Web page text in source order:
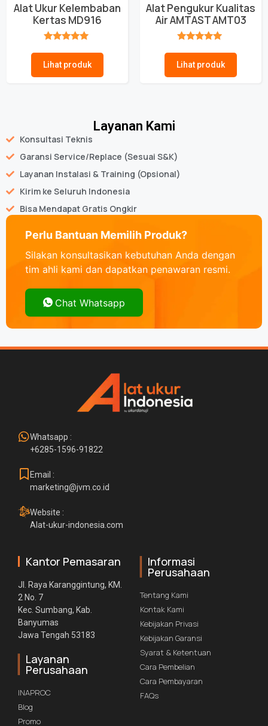
Alat Ukur Kelembaban
Kertas MD916
Lihat produk
Alat Pengukur Kualitas
Air AMTAST AMT03
Lihat produk
Layanan Kami
Konsultasi Teknis
Garansi Service/Replace (Sesuai S&K)
Layanan Instalasi & Training (Opsional)
Kirim ke Seluruh Indonesia
Bisa Mendapat Gratis Ongkir
Perlu Bantuan Memilih Produk?
Silakan konsultasikan kebutuhan Anda dengan
tim ahli kami dan dapatkan penawaran resmi.
Chat Whatsapp
Whatsapp :
+6285-1596-91822
Email :
marketing@jvm.co.id
Website :
Alat-ukur-indonesia.com
Kantor Pemasaran
Jl. Raya Karanggintung, KM.
2 No. 7
Kec. Sumbang, Kab.
Banyumas
Jawa Tengah 53183
Layanan
Perusahaan
INAPROC
Blog
Promo
Informasi
Perusahaan
Tentang Kami
Kontak Kami
Kebijakan Privasi
Kebijakan Garansi
Syarat & Ketentuan
Cara Pembelian
Cara Pembayaran
FAQs